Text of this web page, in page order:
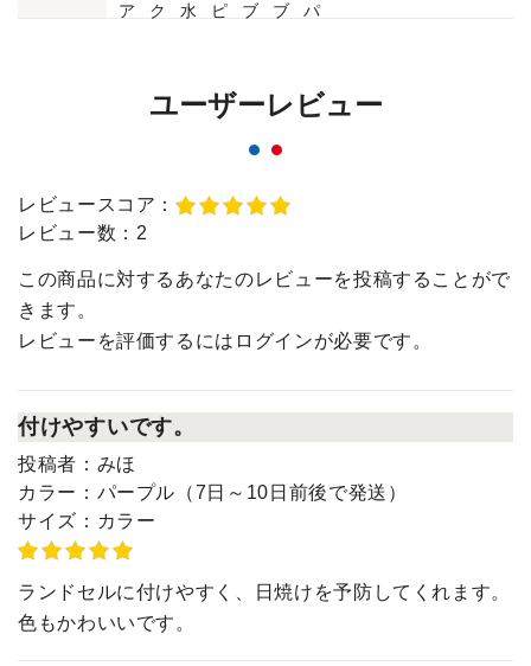
ユーザーレビュー
レビュースコア：
レビュー数： 2
この商品に対するあなたのレビューを投稿することがで
きます。
レビューを評価するには ログインが必要です。
付けやすいです。
投稿者： みほ
カラー： パープル（7日～10日前後で発送）
サイズ： カラー
ランドセルに付けやすく、日焼けを予防してくれます。
色もかわいいです。